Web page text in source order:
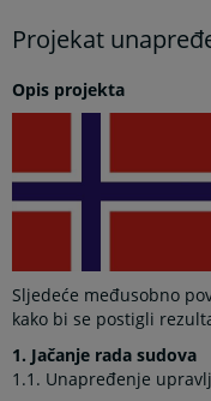
Projekat
Opis projekta
Sljedeće međusobno
kako bi se postigli
1. Jačanje rada sudova
1.1. Unapređenje